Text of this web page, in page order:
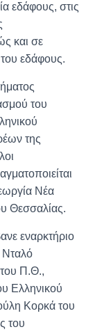
εδάφους, στις
και σε
εδάφους.
του
της
Νέα
Θεσσαλίας.
εναρκτήριο
Νταλό
Π.Θ.,
Ελληνικού
Κορκά του
του